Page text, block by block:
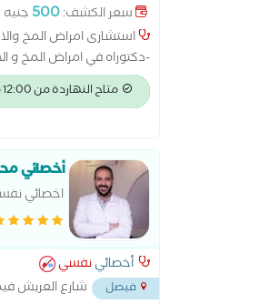
سعر الكشف:500 جنيه
استشارى امراض المخ
-دكتوراه في امراض المخ و
الطب النفسي و علاج
متاح النهاردة من 12:00 مساءً
أخصائي
اخصائي
أخصائينفسي
فيصل شارع العريش